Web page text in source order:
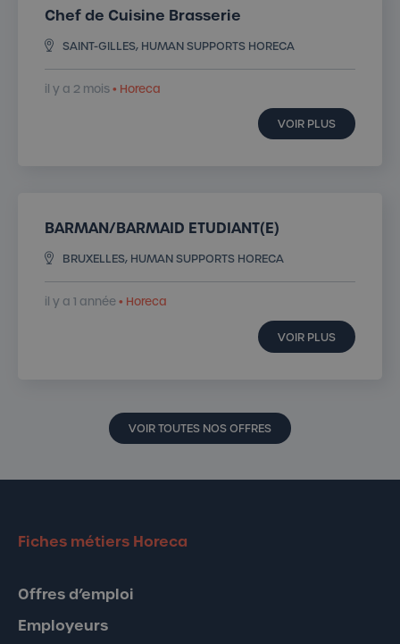
Chef de Cuisine Brasserie
SAINT-GILLES, HUMAN SUPPORTS HORECA
il y a 2 mois• Horeca
VOIR PLUS
BARMAN/BARMAID ETUDIANT(E)
BRUXELLES, HUMAN SUPPORTS HORECA
il y a 1 année• Horeca
VOIR PLUS
VOIR TOUTES NOS OFFRES
Fiches métiers Horeca
Offres d’emploi
Employeurs